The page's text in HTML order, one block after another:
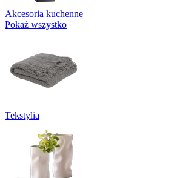
Akcesoria kuchenne
Pokaż wszystko
Tekstylia